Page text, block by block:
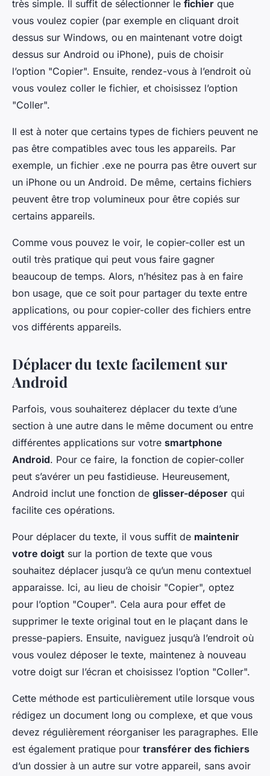
très simple. Il suffit de sélectionner le fichier que
vous voulez copier (par exemple en cliquant droit
dessus sur Windows, ou en maintenant votre doigt
dessus sur Android ou iPhone), puis de choisir
l’option "Copier". Ensuite, rendez-vous à l’endroit où
vous voulez coller le fichier, et choisissez l’option
"Coller".
Il est à noter que certains types de fichiers peuvent ne
pas être compatibles avec tous les appareils. Par
exemple, un fichier .exe ne pourra pas être ouvert sur
un iPhone ou un Android. De même, certains fichiers
peuvent être trop volumineux pour être copiés sur
certains appareils.
Comme vous pouvez le voir, le copier-coller est un
outil très pratique qui peut vous faire gagner
beaucoup de temps. Alors, n’hésitez pas à en faire
bon usage, que ce soit pour partager du texte entre
applications, ou pour copier-coller des fichiers entre
vos différents appareils.
Déplacer du texte facilement sur
Android
Parfois, vous souhaiterez déplacer du texte d’une
section à une autre dans le même document ou entre
différentes applications sur votre smartphone
Android. Pour ce faire, la fonction de copier-coller
peut s’avérer un peu fastidieuse. Heureusement,
Android inclut une fonction de glisser-déposer qui
facilite ces opérations.
Pour déplacer du texte, il vous suffit de maintenir
votre doigt sur la portion de texte que vous
souhaitez déplacer jusqu’à ce qu’un menu contextuel
apparaisse. Ici, au lieu de choisir "Copier", optez
pour l’option "Couper". Cela aura pour effet de
supprimer le texte original tout en le plaçant dans le
presse-papiers. Ensuite, naviguez jusqu’à l’endroit où
vous voulez déposer le texte, maintenez à nouveau
votre doigt sur l’écran et choisissez l’option "Coller".
Cette méthode est particulièrement utile lorsque vous
rédigez un document long ou complexe, et que vous
devez régulièrement réorganiser les paragraphes. Elle
est également pratique pour transférer des fichiers
d’un dossier à un autre sur votre appareil, sans avoir